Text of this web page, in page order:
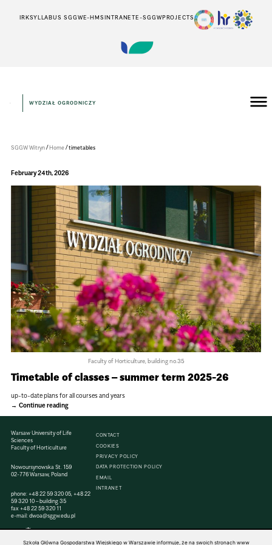
IRKSYLLABUS SGGWE-HMSINTRANETE-SGGWPROJECTS
WYDZIAŁ OGRODNICZY
SGGW Witryn/Home/timetables
February 24th, 2026
Faculty of Horticulture, building no.35
Timetable of classes – summer term 2025-26
up-to-date plans for all courses and years
Continue reading
Warsaw University of Life
Sciences
Faculty of Horticulture
Nowoursynowska St. 159
02-776 Warsaw, Poland
phone:+48 22 59 320 05,+48 22
59 320 10– building 35
fax +48 22 59 320 11
e-mail:dwoa@sggw.edu.pl
CONTACT
COOKIES
PRIVACY POLICY
DATA PROTECTION POLICY
EMAIL
INTRANET
Szkoła Główna Gospodarstwa Wiejskiego w Warszawie informuje, że na swoich stronach www